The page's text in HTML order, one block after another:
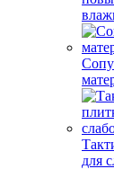
для